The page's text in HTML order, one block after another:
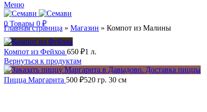
Меню
0Товары 0 ₽
Главная страница » Магазин » Компот из Малины
Компот из Фейхоа 650 ₽1 л.
Вернуться к продуктам
Пицца Маргарита 500 ₽520 гр. 30 см